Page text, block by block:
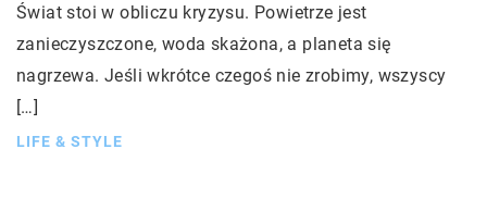
Świat stoi w obliczu kryzysu. Powietrze jest
zanieczyszczone, woda skażona, a planeta się
nagrzewa. Jeśli wkrótce czegoś nie zrobimy, wszyscy
[…]
LIFE & STYLE